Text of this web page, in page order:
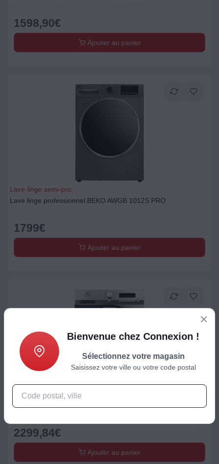
1598,90€
Ajouter au panier
Lave-linge semi-pro
Lave linge professionnel BEKO AWGB 1012S PRO
1799€
Ajouter au panier
Lave-linge semi-pro
Lave linge professionnel ELECTROLUX myPRO WE170P PRO
2299,84€
Ajouter au panier
Bienvenue chez Connexion !
Sélectionnez votre magasin
Saisissez votre ville ou votre code postal